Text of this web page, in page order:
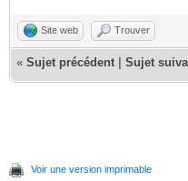
Site web Trouver
« Sujet précédent Sujet
Voir une version imprimable